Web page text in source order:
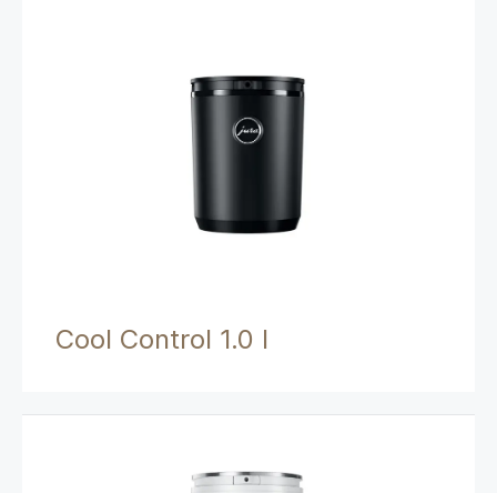
Cool Control 1.0 l